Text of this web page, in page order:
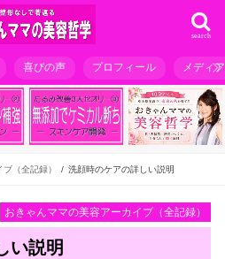
search
喜びの声 プロフィール メディ
（全記録） 洗顔時のケアの詳しい説明
おきゃんママの美容アーカイブ（全記録）
い説明